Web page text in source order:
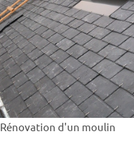
Rénovation d'un moulin